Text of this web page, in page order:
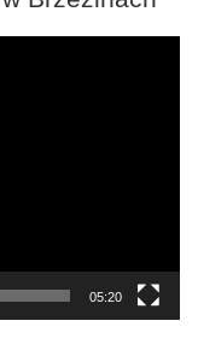
05:20